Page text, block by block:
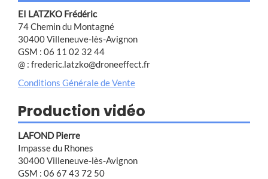
EI LATZKO Frédéric
74 Chemin du Montagné
30400 Villeneuve-lès-Avignon
GSM : 06 11 02 32 44
@ : frederic.latzko@droneeffect.fr
Conditions Générale de Vente
Production vidéo
LAFOND Pierre
Impasse du Rhones
30400 Villeneuve-lès-Avignon
GSM : 06 67 43 72 50